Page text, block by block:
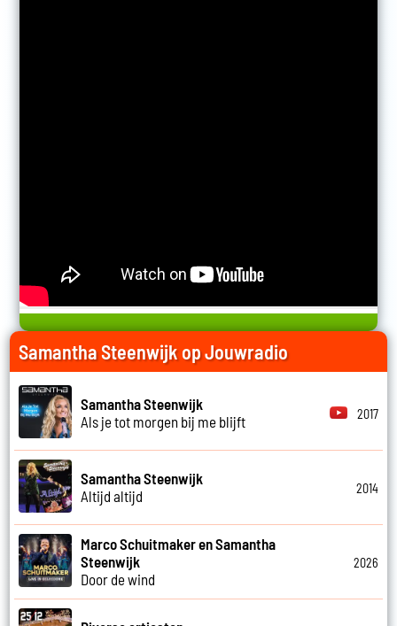
Samantha Steenwijk op Jouwradio
Samantha Steenwijk
Als je tot morgen bij me blijft
2017
Samantha Steenwijk
Altijd altijd
2014
Marco Schuitmaker en Samantha
Steenwijk
Door de wind
2026